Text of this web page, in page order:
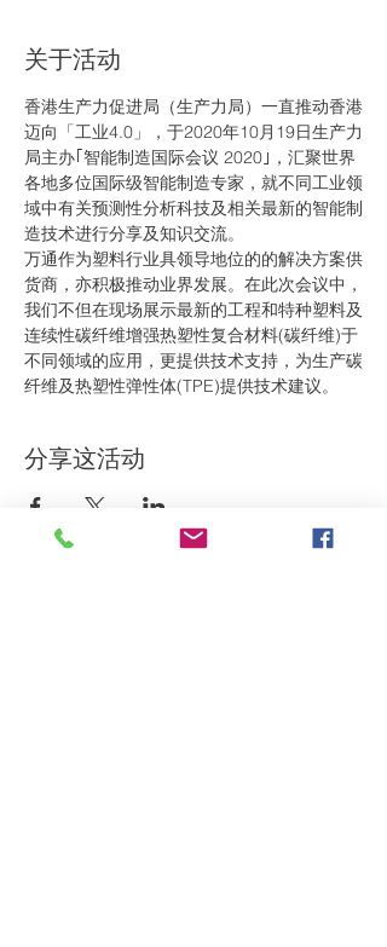
关于活动
香港生产力促进局（生产力局）一直推动香港
迈向「工业4.0」，于2020年10月19日生产力
局主办｢智能制造国际会议 2020｣，汇聚世界
各地多位国际级智能制造专家，就不同⼯业领
域中有关预测性分析科技及相关最新的智能制
造技术进行分享及知识交流。
万通作为塑料行业具领导地位的的解决方案供
货商，亦积极推动业界发展。在此次会议中，
我们不但在现场展示最新的工程和特种塑料及
连续性碳纤维增强热塑性复合材料(碳纤维)于
不同领域的应用，更提供技术支持，为生产碳
纤维及热塑性弹性体(TPE)提供技术建议。
分享这活动